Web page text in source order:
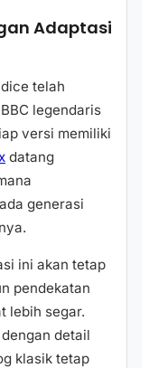
Adaptasi
telah
legendaris
versi memiliki
datang
generasi
ini akan tetap
pendekatan
lebih segar.
detail
klasik tetap